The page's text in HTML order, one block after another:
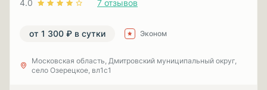
4.0 7 отзывов
от 1 300 ₽ в сутки Эконом
Московская область, Дмитровский муниципальный округ,
село Озерецкое, вл1с1